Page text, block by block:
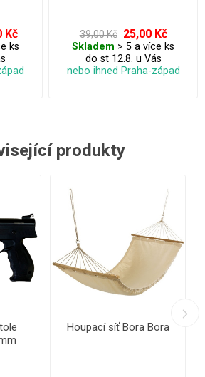
Kč
ks
39,00 Kč 25,00 Kč
Skladem > 5 a více ks
do st 12.8. u Vás
nebo ihned Praha-západ
produkty
- 38%
Set na plážový tenis